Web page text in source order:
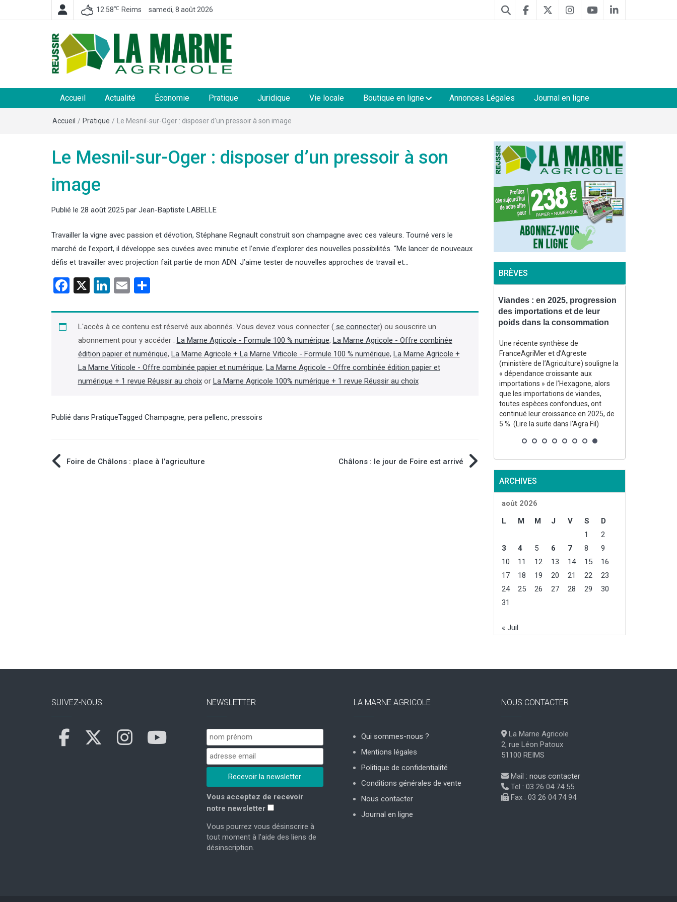
12.58℃ Reims samedi, 8 août 2026
La Marne Agricole
et rurales
Accueil Actualité Économie Pratique Juridique Vie locale Boutique en ligne Annonces Légales Journal en ligne
Accueil / Pratique / Le Mesnil-sur-Oger : disposer d’un pressoir à son image
Le Mesnil-sur-Oger : disposer d’un pressoir à son
image
Publié le 28 août 2025 par Jean-Baptiste LABELLE
Travailler la vigne avec passion et dévotion, Stéphane Regnault construit son champagne avec ces valeurs. Tourné vers le
marché de l’export, il développe ses cuvées avec minutie et l’envie d’explorer des nouvelles possibilités. “Me lancer de nouveaux
défis et travailler avec projection fait partie de mon ADN. J’aime tester de nouvelles approches de travail et…
Facebook
X LinkedIn
Email
L'accès à ce contenu est réservé aux abonnés. Vous devez vous connecter (se connecter) ou souscrire un
abonnement pour y accéder : La Marne Agricole - Formule 100 % numérique, La Marne Agricole - Offre combinée
édition papier et numérique, La Marne Agricole + La Marne Viticole - Formule 100 % numérique, La Marne Agricole +
La Marne Viticole - Offre combinée papier et numérique, La Marne Agricole - Offre combinée édition papier et
numérique + 1 revue Réussir au choixor La Marne Agricole 100% numérique + 1 revue Réussir au choix
Publié dans PratiqueTagged Champagne, pera pellenc, pressoirs
Navigation
Foire de Châlons : place à l’agriculture Châlons : le jour de Foire est arrivé
BRÈVES
Jaouen, ancien
de la chambre de
du Finistère (2001-2019)
on dans la presse locale.
l’environnement de l’OFB
bientôt équipés de caméras
En vertu d’un décret paru au Journal
officiel le 31 juillet, les inspecteurs de
disposer d’une caméra piéton afin de
lorsque se produit ou est susceptible
ne trouve pas d'accord avec
Henkell mais s'est refinancé
La maison de champagne Maison
Pommery, fortement endettée, a
annoncé le 5 août que les
négociations exclusives avec le
fabricant allemand de vin mousseux
avec ses créanciers pour se financer.
projet de 2,5 Md$ pour stimuler
la production de biogaz
L'Inde a approuvé le 6 août un
programme de biogaz de 2,5 Md$
visant à augmenter fortement la
production nationale de carburants
propres, après que les pénuries liées
Viandes : en 2025, progression
des importations et de leur
poids dans la consommation
Une récente synthèse de
FranceAgriMer et d’Agreste
(ministère de l’Agriculture) souligne la
« dépendance croissante aux
importations » de l’Hexagone, alors
que les importations de viandes,
toutes espèces confondues, ont
continué leur croissance en 2025, de
5 %. (Lire la suite dans l'Agra Fil)
ARCHIVES
août 2026
L
M M J V S
D
1
2
3
4 5 6 7 8
9
10
11 12 13 14 15
16
17
18 19 20 21 22
23
24
25 26 27 28 29
30
31
« Juil
SUIVEZ-NOUS NEWSLETTER
Vous acceptez de recevoir
notre newsletter
Vous pourrez vous désinscrire à
tout moment à l'aide des liens de
désinscription.
LA MARNE AGRICOLE
Qui sommes-nous ?
Mentions légales
Politique de confidentialité
Conditions générales de vente
Nous contacter
Journal en ligne
NOUS CONTACTER
La Marne Agricole
2, rue Léon Patoux
51100 REIMS
Mail : nous contacter
Tel : 03 26 04 74 55
Fax : 03 26 04 74 94